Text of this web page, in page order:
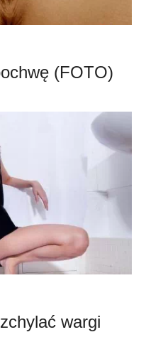
(FOTO)
wargi